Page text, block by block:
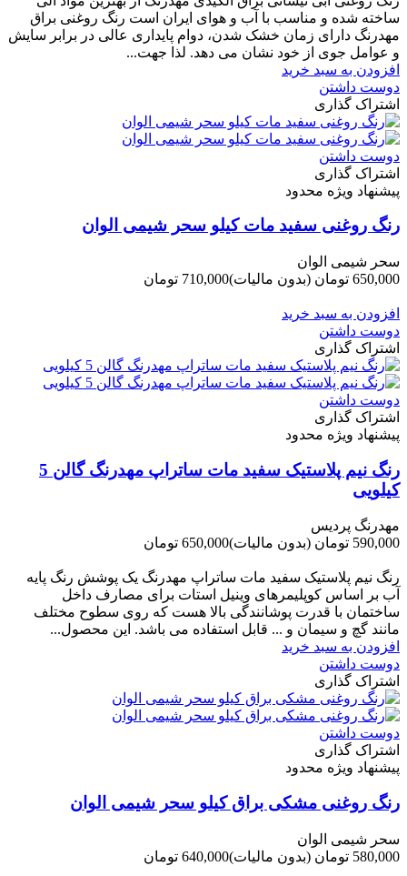
ساخته شده و مناسب با آب و هوای ایران است رنگ روغنی براق
مهدرنگ دارای زﻣﺎن ﺧﺸﮏ ﺷﺪن، دوام ﭘﺎﯾﺪاری عالی در ﺑﺮاﺑﺮ ﺳﺎﯾﺶ
و ﻋﻮاﻣﻞ ﺟﻮی از ﺧﻮد ﻧﺸﺎن ﻣﯽ دﻫﺪ. ﻟﺬا ﺟﻬﺖ...
افزودن به سبد خرید
دوست داشتن
اشتراک گذاری
دوست داشتن
اشتراک گذاری
پیشنهاد ویژه محدود
رنگ روغنی سفید مات کیلو سحر شیمی الوان
سحر شیمی الوان
650,000 تومان
(بدون مالیات)710,000 تومان
افزودن به سبد خرید
دوست داشتن
اشتراک گذاری
دوست داشتن
اشتراک گذاری
پیشنهاد ویژه محدود
رنگ نیم پلاستیک سفید مات ساتراپ مهدرنگ گالن 5
کیلویی
مهدرنگ پردیس
590,000 تومان
(بدون مالیات)650,000 تومان
رنگ نیم پلاستیک سفید مات ساتراپ مهدرنگ یک پوشش رنگ پایه
آب بر اساس کوپلیمرهای وینیل استات برای مصارف داخل
ساختمان با قدرت پوشانندگی بالا هست که روی سطوح مختلف
مانند گچ و سیمان و ... قابل استفاده می باشد. این محصول...
افزودن به سبد خرید
دوست داشتن
اشتراک گذاری
دوست داشتن
اشتراک گذاری
پیشنهاد ویژه محدود
رنگ روغنی مشکی براق کیلو سحر شیمی الوان
سحر شیمی الوان
580,000 تومان
(بدون مالیات)640,000 تومان